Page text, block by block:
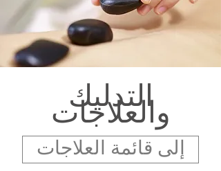
التدليك
والعلاجات
إلى قائمة العلاجات